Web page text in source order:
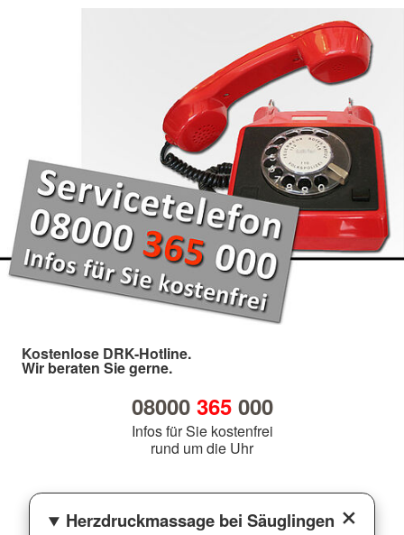
Kostenlose DRK-Hotline.
Wir beraten Sie gerne.
08000 365000
Infos für Sie kostenfrei
rund um die Uhr
Herzdruckmassage bei Säuglingen